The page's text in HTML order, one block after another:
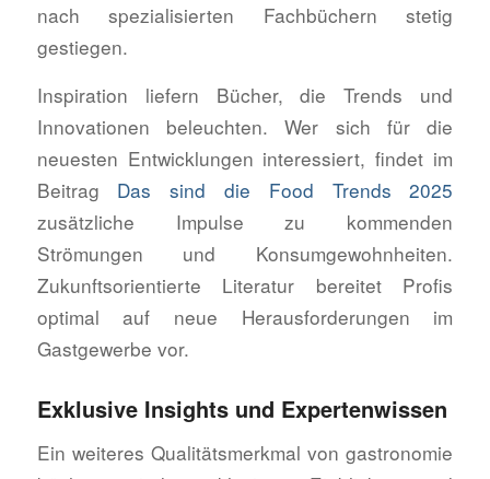
nach spezialisierten Fachbüchern stetig
gestiegen.
Inspiration liefern Bücher, die Trends und
Innovationen beleuchten. Wer sich für die
neuesten Entwicklungen interessiert, findet im
Beitrag Das sind die Food Trends 2025
zusätzliche Impulse zu kommenden
Strömungen und Konsumgewohnheiten.
Zukunftsorientierte Literatur bereitet Profis
optimal auf neue Herausforderungen im
Gastgewerbe vor.
Exklusive Insights und Expertenwissen
Ein weiteres Qualitätsmerkmal von gastronomie